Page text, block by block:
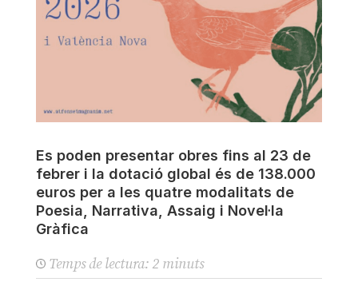
Es poden presentar obres fins al 23 de
febrer i la dotació global és de 138.000
euros per a les quatre modalitats de
Poesia, Narrativa, Assaig i Novel·la
Gràfica
Temps de lectura: 2 minuts